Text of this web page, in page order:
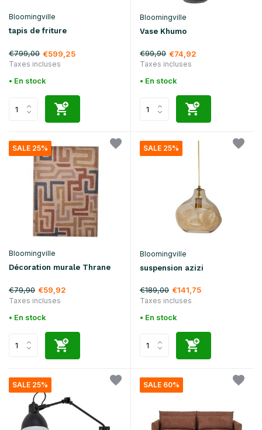
Bloomingville
tapis de friture
€799,00 €599,25
Taxes incluses
• En stock
Bloomingville
Vase Khumo
€99,90 €74,92
Taxes incluses
• En stock
SALE 25%
Bloomingville
Décoration murale Thrane
€79,90 €59,92
Taxes incluses
• En stock
SALE 25%
Bloomingville
suspension azizi
€189,00 €141,75
Taxes incluses
• En stock
SALE 25% SALE 60%